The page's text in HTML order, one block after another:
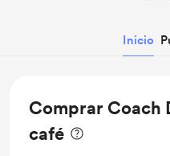
Inicio
Comprar Coach
café